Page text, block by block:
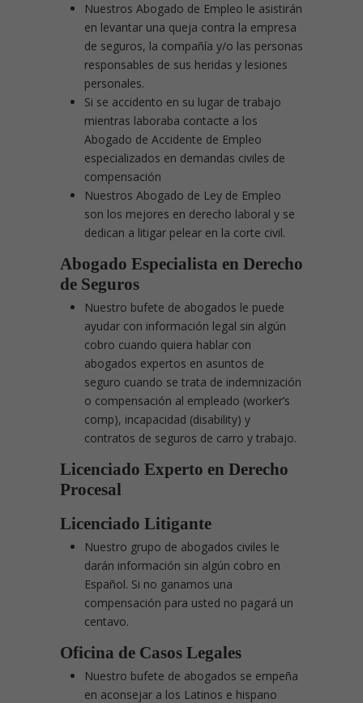
Nuestros Abogado de Empleo le asistirán
en levantar una queja contra la empresa
de seguros, la compañía y/o las personas
responsables de sus heridas y lesiones
personales.
Si se accidento en su lugar de trabajo
mientras laboraba contacte a los
Abogado de Accidente de Empleo
especializados en demandas civiles de
compensación
Nuestros Abogado de Ley de Empleo
son los mejores en derecho laboral y se
dedican a litigar pelear en la corte civil.
Abogado Especialista en Derecho
de Seguros
Nuestro bufete de abogados le puede
ayudar con información legal sin algún
cobro cuando quiera hablar con
abogados expertos en asuntos de
seguro cuando se trata de indemnización
o compensación al empleado (worker’s
comp), incapacidad (disability) y
contratos de seguros de carro y trabajo.
Licenciado Experto en Derecho
Procesal
Licenciado Litigante
Nuestro grupo de abogados civiles le
darán información sin algún cobro en
Español. Si no ganamos una
compensación para usted no pagará un
centavo.
Oficina de Casos Legales
Nuestro bufete de abogados se empeña
en aconsejar a los Latinos e hispano